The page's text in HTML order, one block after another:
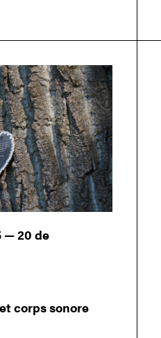
— 20 de
corps sonore